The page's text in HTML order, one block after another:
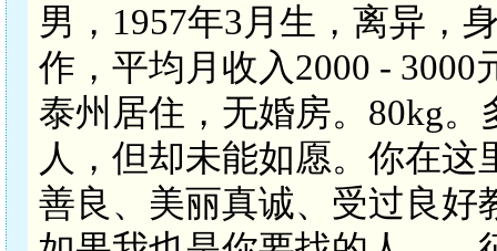
男，1957年3月生，离异，
作，平均月收入2000 -
泰州居住，无婚房。80kg
人，但却未能如愿。你在
善良、美丽真诚、受过良好